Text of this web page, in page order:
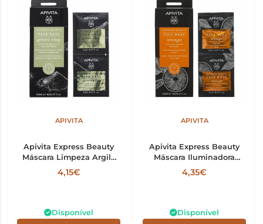
APIVITA
Apivita Express Beauty
Máscara Limpeza Argila
Verde 8ml x2
4,15€
Disponível
APIVITA
Apivita Express Beauty
Máscara Iluminadora
Laranja 8ml x2
4,35€
Disponível